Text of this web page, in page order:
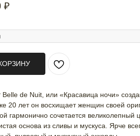
₽
Belle de Nuit, или «Красавица ночи»
20 лет он восхищает женщин своей
гармонично сочетается великолепный
основа из сливы и мускуса. Ярче